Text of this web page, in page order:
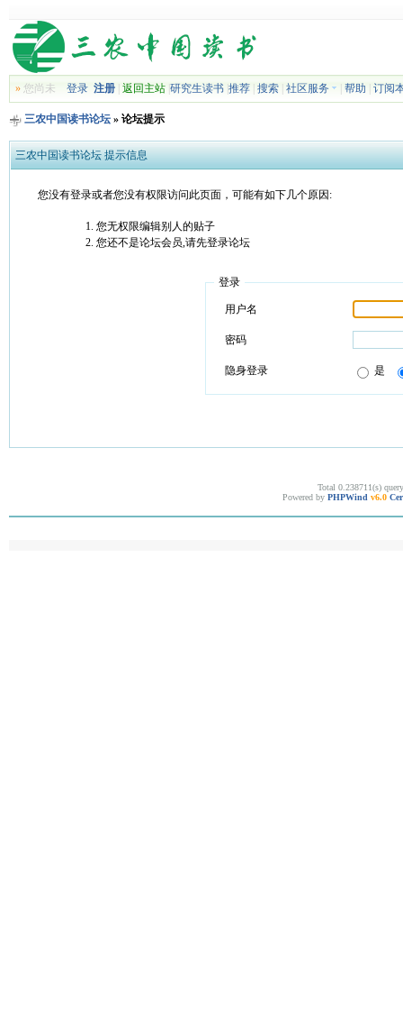
»您尚未 登录 注册| 返回主站| 研究生读书| 推荐| 搜索| 社区服务 帮助 订阅
三农中国读书论坛» 论坛提示
三农中国读书论坛 提示信息
您没有登录或者您没有权限访问此页面，可能有如下几个原因:
您无权限编辑别人的贴子
您还不是论坛会员,请先登录论坛
登录
用户名
密码
隐身登录 是
Total 0.238711(s)
Powered by PHPWind v6.0